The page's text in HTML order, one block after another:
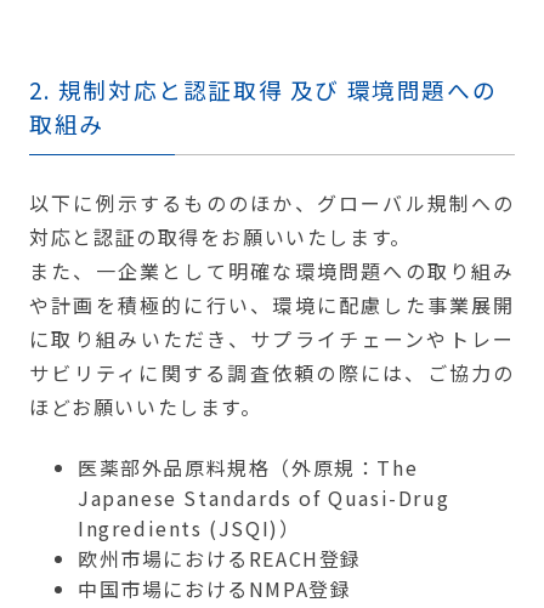
2. 規制対応と認証取得 及び 環境問題への
取組み
以下に例示するもののほか、グローバル規制への
対応と認証の取得をお願いいたします。
また、一企業として明確な環境問題への取り組み
や計画を積極的に行い、環境に配慮した事業展開
に取り組みいただき、サプライチェーンやトレー
サビリティに関する調査依頼の際には、ご協力の
ほどお願いいたします。
医薬部外品原料規格（外原規：The
Japanese Standards of Quasi-Drug
Ingredients (JSQI)）
欧州市場におけるREACH登録
中国市場におけるNMPA登録